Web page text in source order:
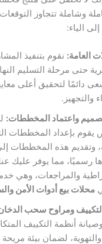
وشاملة تتجاوز
الياء:
العامة: نقوم بتنفيذ
حتى مرحلة التسليم
دائمًا لتحقيق أعلى
والتجهيز.
واعتماد المخططات:
بإعداد المخططات
وتقديم هذه المخططات
رسميًا، مما يوفر عليك
والمراجعات، وهي
محلات بيع أدوات الأمن
ومراوح سحب
أنظمة التكييف
لضمان بيئة